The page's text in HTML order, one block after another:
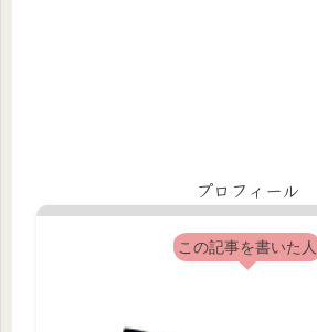
プロフィール
この記事を書いた人